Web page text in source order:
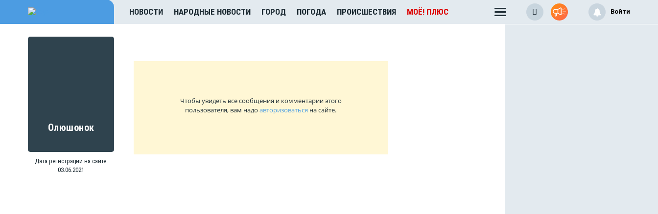
НОВОСТИ НАРОДНЫЕ НОВОСТИ ГОРОД ПОГОДА ПРОИСШЕСТВИЯ МОЁ! ПЛЮС Войти
Олюшонок
Дата регистрации на сайте:
03.06.2021
Чтобы увидеть все сообщения и комментарии этого
пользователя, вам надо авторизоваться на сайте.